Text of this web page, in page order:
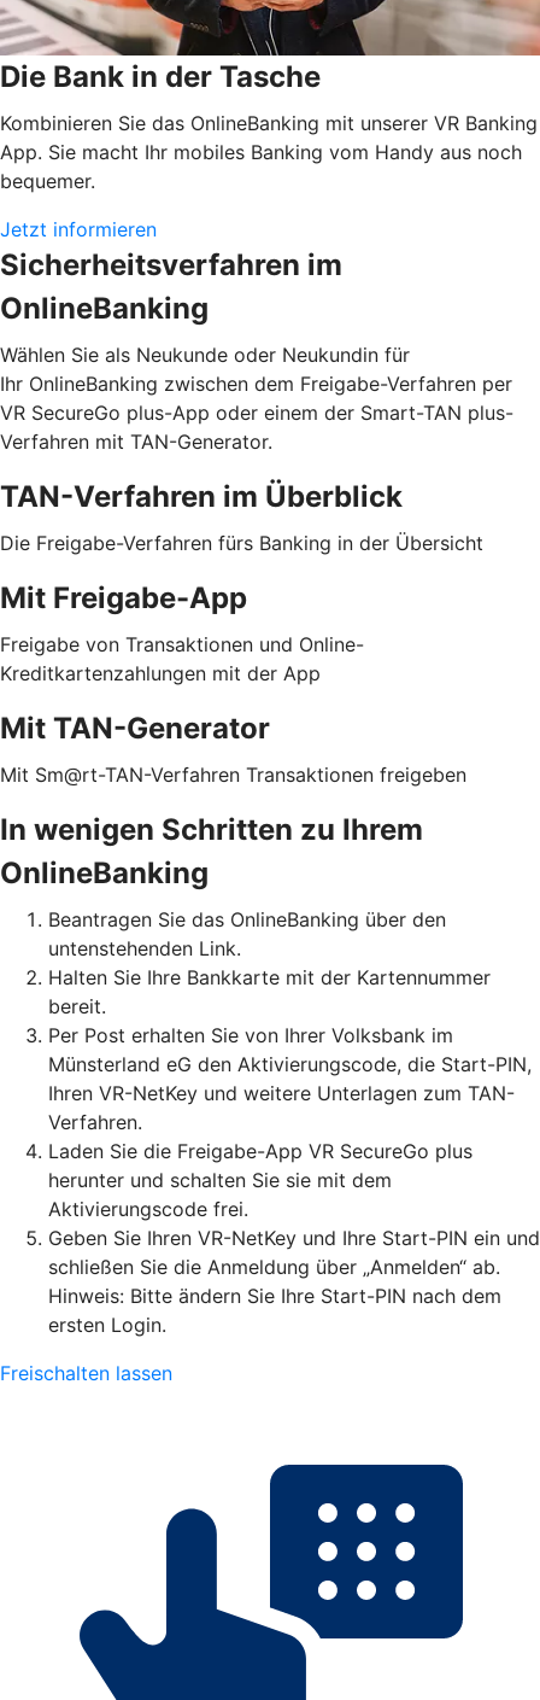
Die Bank in der Tasche
Kombinieren Sie das OnlineBanking mit unserer VR Banking
App. Sie macht Ihr mobiles Banking vom Handy aus noch
bequemer.
Jetzt informieren
Sicherheitsverfahren im
OnlineBanking
Wählen Sie als Neukunde oder Neukundin für
Ihr OnlineBanking zwischen dem Freigabe-Verfahren per
VR SecureGo plus-App oder einem der Smart-TAN plus-
Verfahren mit TAN-Generator.
TAN-Verfahren im Überblick
Die Freigabe-Verfahren fürs Banking in der Übersicht
Mit Freigabe-App
Freigabe von Transaktionen und Online-
Kreditkartenzahlungen mit der App
Mit TAN-Generator
Mit Sm@rt-TAN-Verfahren Transaktionen freigeben
In wenigen Schritten zu Ihrem
OnlineBanking
Beantragen Sie das OnlineBanking über den
untenstehenden Link.
Halten Sie Ihre Bankkarte mit der Kartennummer
bereit.
Per Post erhalten Sie von Ihrer Volksbank im
Münsterland eG den Aktivierungscode, die Start-PIN,
Ihren VR-NetKey und weitere Unterlagen zum TAN-
Verfahren.
Laden Sie die Freigabe-App VR SecureGo plus
herunter und schalten Sie sie mit dem
Aktivierungscode frei.
Geben Sie Ihren VR-NetKey und Ihre Start-PIN ein und
schließen Sie die Anmeldung über „Anmelden“ ab.
Hinweis: Bitte ändern Sie Ihre Start-PIN nach dem
ersten Login.
Freischalten lassen